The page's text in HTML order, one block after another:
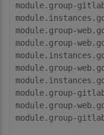
module.group-
module.group-
module.group-
module.group-
module.group-
module.group-
module.group-